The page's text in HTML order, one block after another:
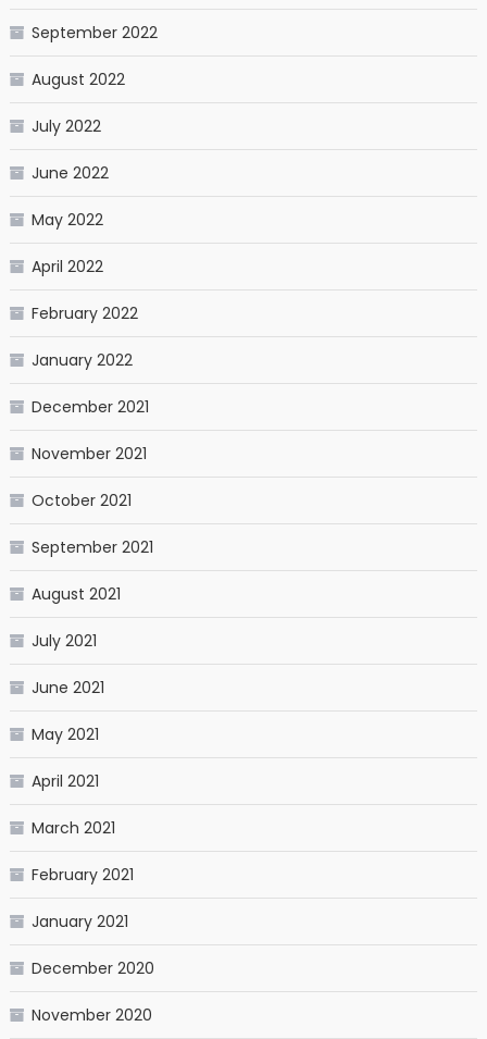
September 2022
August 2022
July 2022
June 2022
May 2022
April 2022
February 2022
January 2022
December 2021
November 2021
October 2021
September 2021
August 2021
July 2021
June 2021
May 2021
April 2021
March 2021
February 2021
January 2021
December 2020
November 2020